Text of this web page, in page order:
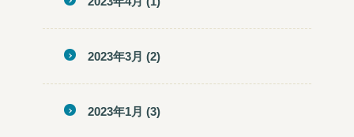
2023年3月 (2)
2023年1月 (3)